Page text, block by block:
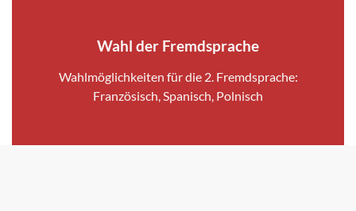
Wahl der Fremdsprache
Wahlmöglichkeiten für die 2. Fremdsprache:
Französisch, Spanisch, Polnisch